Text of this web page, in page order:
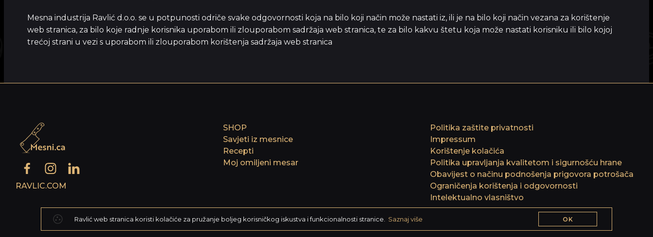
Mesna industrija Ravlić d.o.o. se u potpunosti odriče svake odgovornosti koja na bilo koji način može nastati iz, ili je na bilo koji način vezana za korištenje
web stranica, za bilo koje radnje korisnika uporabom ili zlouporabom sadržaja web stranica, te za bilo kakvu štetu koja može nastati korisniku ili bilo kojoj
trećoj strani u vezi s uporabom ili zlouporabom korištenja sadržaja web stranica
RAVLIC.COM
SHOP
Savjeti iz mesnice
Recepti
Moj omiljeni mesar
Politika zaštite privatnosti
Impressum
Korištenje kolačića
Politika upravljanja kvalitetom i sigurnošću hrane
Obavijest o načinu podnošenja prigovora potrošača
Ograničenja korištenja i odgovornosti
Intelektualno vlasništvo
Ravlić web stranica koristi kolačiće za pružanje boljeg korisničkog iskustva i funkcionalnosti stranice. Saznaj više OK